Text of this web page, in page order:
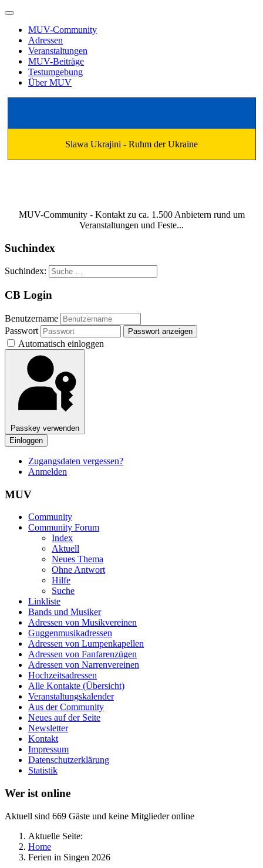
MUV-Community
Adressen
Veranstaltungen
MUV-Beiträge
Testumgebung
Über MUV
Slawa Ukrajini - Ruhm der Ukraine
MUV-Community - Kontakt zu ca. 1.500 Anbietern rund um
Veranstaltungen und Feste...
Suchindex
Suchindex:
CB Login
Benutzername
Passwort
Passwort anzeigen
Automatisch einloggen
Passkey verwenden
Einloggen
Zugangsdaten vergessen?
Anmelden
MUV
Community
Community Forum
Index
Aktuell
Neues Thema
Ohne Antwort
Hilfe
Suche
Linkliste
Bands und Musiker
Adressen von Musikvereinen
Guggenmusikadressen
Adressen von Lumpenkapellen
Adressen von Fanfarenzügen
Adressen von Narrenvereinen
Hochzeitsadressen
Alle Kontakte (Übersicht)
Veranstaltungskalender
Aus der Community
Neues auf der Seite
Newsletter
Kontakt
Impressum
Datenschutzerklärung
Statistik
Wer ist online
Aktuell sind 669 Gäste und keine Mitglieder online
Aktuelle Seite:
Home
Ferien in Singen 2026